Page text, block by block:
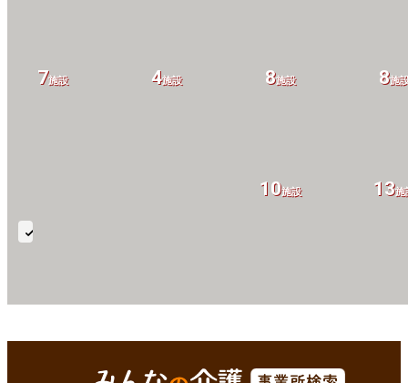
10施設 13施
7施設 4施設 8施設 8施
ア